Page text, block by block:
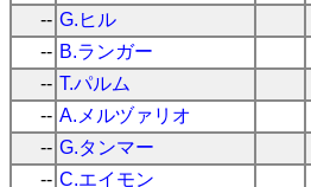
-- G.ヒル
-- B.ランガー
-- T.パルム
-- A.メルヅァリオ
-- G.タンマー
-- C.エイモン